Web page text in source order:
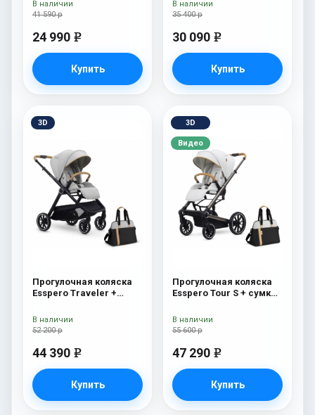
41 590 р
24 990 e
Купить
В наличии
35 400 р
30 090 e
Купить
В наличии
3D
Прогулочная коляска
Esspero Traveler +
52 200 р
44 390 e
Купить
В наличии
3D
Видео
Прогулочная коляска
Esspero Tour S + сумка
55 600 р
47 290 e
Купить
В наличии